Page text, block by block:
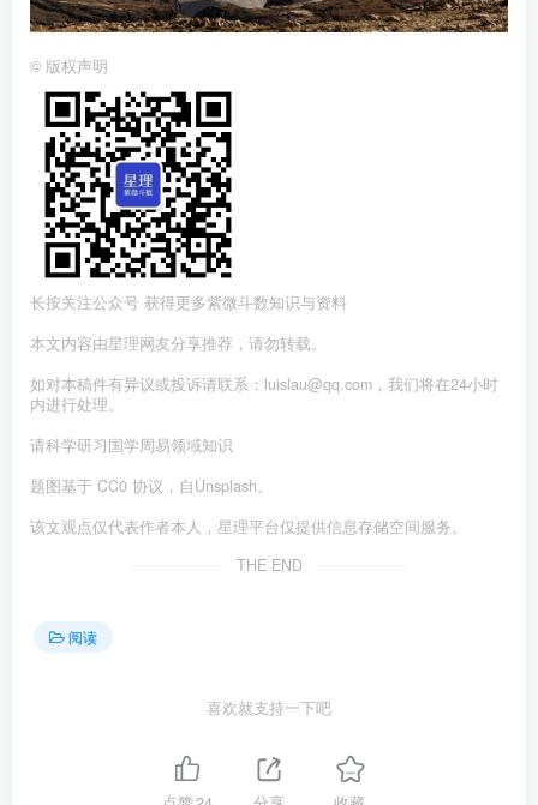
© 版权声明
长按关注公众号 获得更多紫微斗数知识与资料
本文内容由星理网友分享推荐，请勿转载。
如对本稿件有异议或投诉请联系：luislau@qq.com，我们将在24小时
内进行处理。
请科学研习国学周易领域知识
题图基于 CC0 协议，自Unsplash。
该文观点仅代表作者本人，星理平台仅提供信息存储空间服务。
THE END
阅读
喜欢就支持一下吧